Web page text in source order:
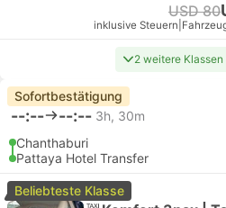
USD 80
inklusive Steuern
2 weitere Klassen
Sofortbestätigung
--:-- --:-- 3h, 30m
Chanthaburi
Pattaya Hotel Transfer
Beliebteste Klasse